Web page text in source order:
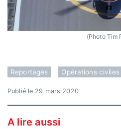
(Photo Tim
Reportages Opérations civiles
Publié le 29 mars 2020
A lire aussi